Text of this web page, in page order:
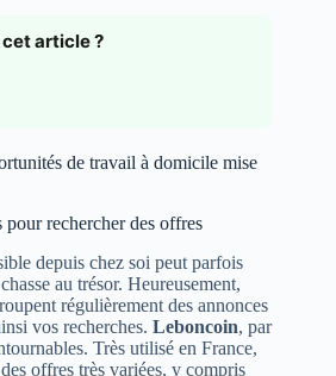
cet article ?
de travail à domicile mise
rechercher des offres
depuis chez soi peut parfois
au trésor. Heureusement,
régulièrement des annonces
vos recherches. Leboncoin, par
Très utilisé en France,
offres très variées, y compris